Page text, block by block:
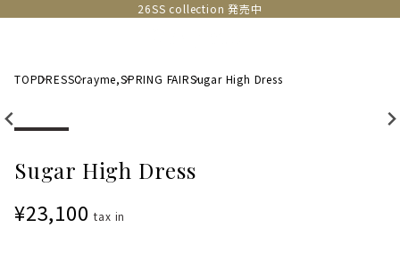
26SS collection 発売中
TOPDRESSCrayme,SPRING FAIRSugar High Dress
Sugar High Dress
¥23,100tax in